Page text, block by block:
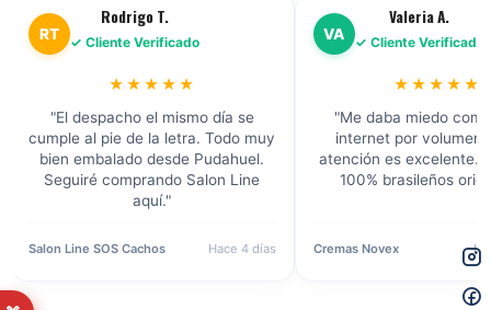
RT
Rodrigo T.
✓ Cliente Verificado
★★★★★
"El despacho el mismo día se
cumple al pie de la letra. Todo muy
bien embalado desde Pudahuel.
Seguiré comprando Salon Line
aquí."
Salon Line SOS Cachos Hace 4 días
VA
Valeria A.
✓ Cliente Verificado
★★★★★
"Me daba miedo
internet por volumen,
atención es excelente.
100% brasileños
Cremas Novex